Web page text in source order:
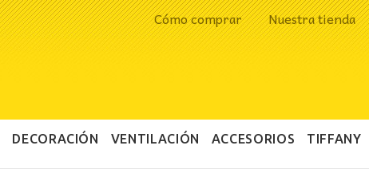
Cómo comprar Nuestra tienda
DECORACIÓN VENTILACIÓN ACCESORIOS TIFFANY